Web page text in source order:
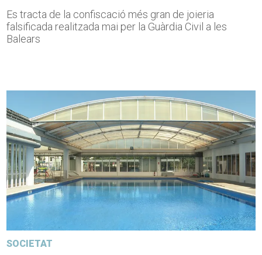
Es tracta de la confiscació més gran de joieria
falsificada realitzada mai per la Guàrdia Civil a les
Balears
SOCIETAT